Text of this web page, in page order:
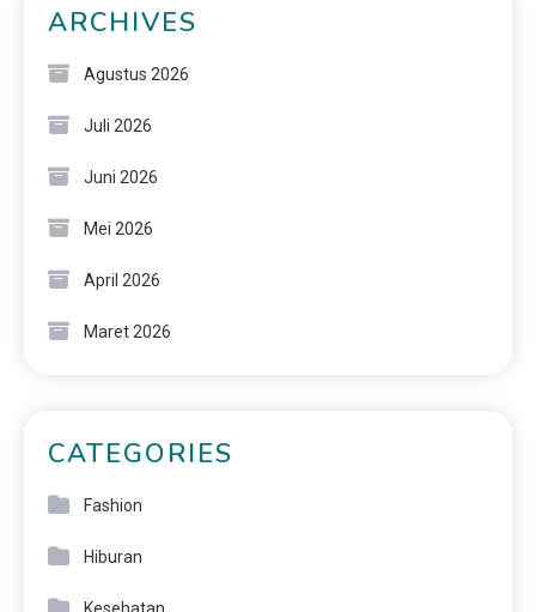
ARCHIVES
Agustus 2026
Juli 2026
Juni 2026
Mei 2026
April 2026
Maret 2026
CATEGORIES
Fashion
Hiburan
Kesehatan